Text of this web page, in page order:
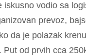
iskusno vodio sa
prevoz,
da je polazak
Put od prvih cca